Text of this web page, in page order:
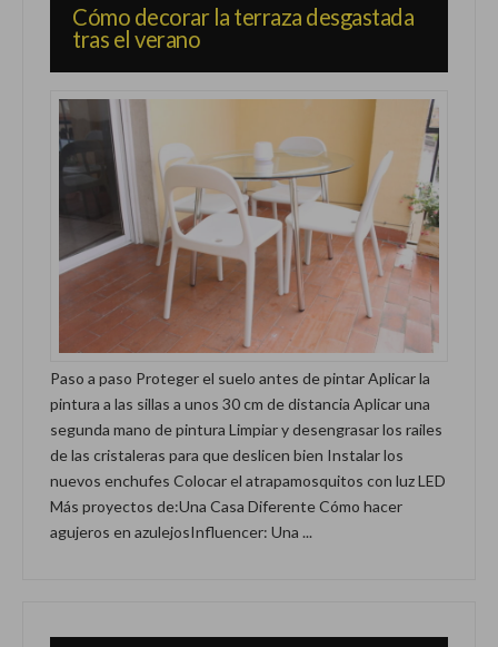
Cómo decorar la terraza desgastada
tras el verano
Paso a paso Proteger el suelo antes de pintar Aplicar la
pintura a las sillas a unos 30 cm de distancia Aplicar una
segunda mano de pintura Limpiar y desengrasar los railes
de las cristaleras para que deslicen bien Instalar los
nuevos enchufes Colocar el atrapamosquitos con luz LED
Más proyectos de:Una Casa Diferente Cómo hacer
agujeros en azulejosInfluencer: Una ...